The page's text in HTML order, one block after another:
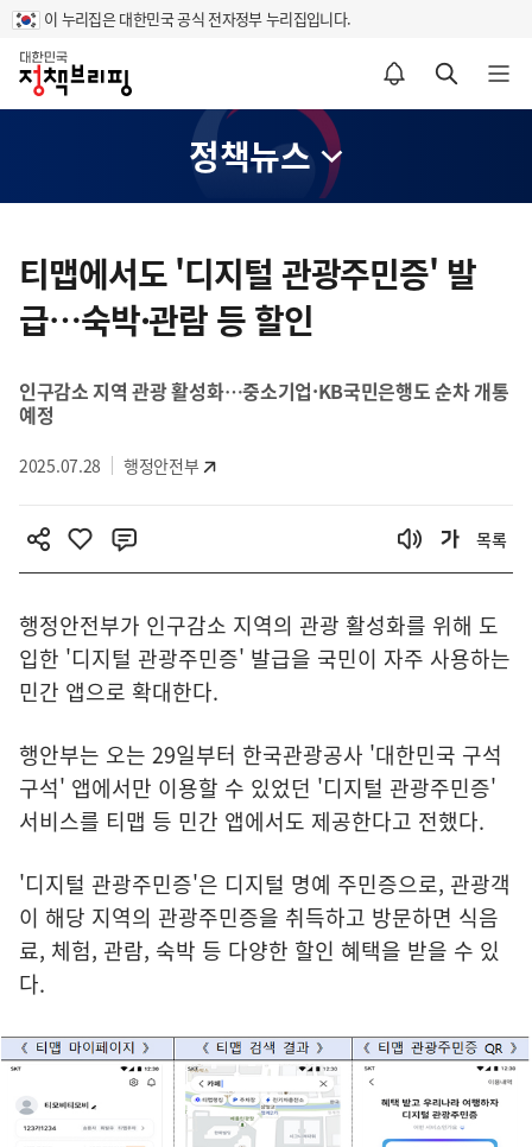
이 누리집은 대한민국 공식 전자정부 누리집입니다.
홈
알림설정 바로가기 검색 바로가기 메뉴 열기
정책뉴스
텐
츠
영
티맵에서도 '디지털 관광주민증' 발
급…숙박·관람 등 할인
인구감소 지역 관광 활성화…중소기업·KB국민은행도 순차 개통
예정
2025.07.28 행정안전부
목록
행정안전부가 인구감소 지역의 관광 활성화를 위해 도
입한 '디지털 관광주민증' 발급을 국민이 자주 사용하는
민간 앱으로 확대한다.
행안부는 오는 29일부터 한국관광공사 '대한민국 구석
구석' 앱에서만 이용할 수 있었던 '디지털 관광주민증'
서비스를 티맵 등 민간 앱에서도 제공한다고 전했다.
'디지털 관광주민증'은 디지털 명예 주민증으로, 관광객
이 해당 지역의 관광주민증을 취득하고 방문하면 식음
료, 체험, 관람, 숙박 등 다양한 할인 혜택을 받을 수 있
다.